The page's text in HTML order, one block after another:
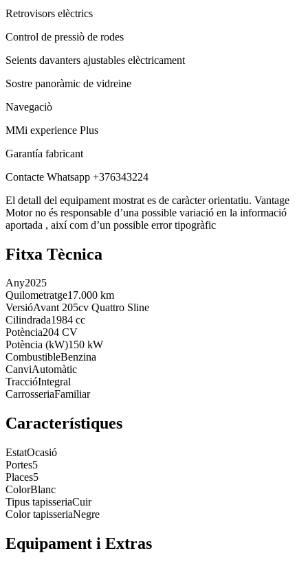
Retrovisors elèctrics
Control de pressiò de rodes
Seients davanters ajustables elèctricament
Sostre panoràmic de vidreine
Navegaciò
MMi experience Plus
Garantía fabricant
Contacte Whatsapp +376343224
El detall del equipament mostrat es de caràcter orientatiu. Vantage
Motor no és responsable d’una possible variació en la informació
aportada , així com d’un possible error tipogràfic
Fitxa Tècnica
Any2025
Quilometratge17.000 km
VersióAvant 205cv Quattro Sline
Cilindrada1984 cc
Potència204 CV
Potència (kW)150 kW
CombustibleBenzina
CanviAutomàtic
TraccióIntegral
CarrosseriaFamiliar
Característiques
EstatOcasió
Portes5
Places5
ColorBlanc
Tipus tapisseriaCuir
Color tapisseriaNegre
Equipament i Extras